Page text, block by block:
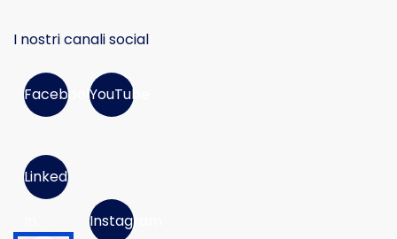
I nostri canali social
FacebookYouTube
Linked
Instagram